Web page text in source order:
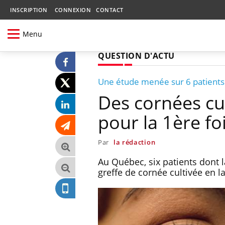
INSCRIPTION CONNEXION CONTACT
Menu
QUESTION D'ACTU
Une étude menée sur 6 patients
Des cornées
pour la 1ère
Par la rédaction
Au Québec, six patients dont
greffe de cornée cultivée en